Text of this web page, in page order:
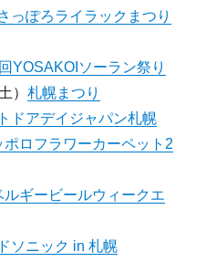
っぽろライラックまつり
YOSAKOIソーラン祭り
）札幌まつり
ドアデイジャパン札幌
ポロフラワーカーペット2
ルギービールウィークエ
ソニック in 札幌